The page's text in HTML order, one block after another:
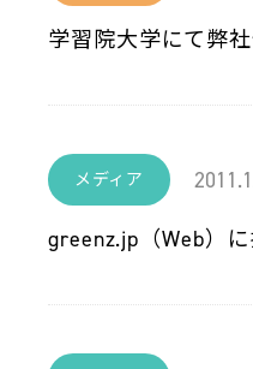
学習院大学にて弊
メディア
greenz.jp（Web）